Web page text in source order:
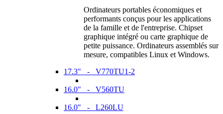
Ordinateurs portables économiques et
performants conçus pour les applications
de la famille et de l'entreprise. Chipset
graphique intégré ou carte graphique de
petite puissance. Ordinateurs assemblés sur
mesure, compatibles Linux et Windows.
17.3" - V770TU1-2
16.0" - V560TU
16.0" - L260LU